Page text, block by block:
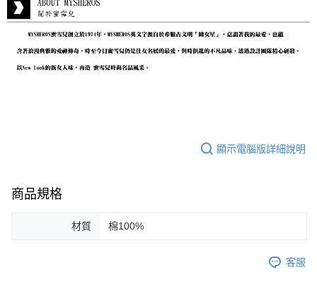
顯示電腦版詳細說明
商品規格
材質 棉100%
客服